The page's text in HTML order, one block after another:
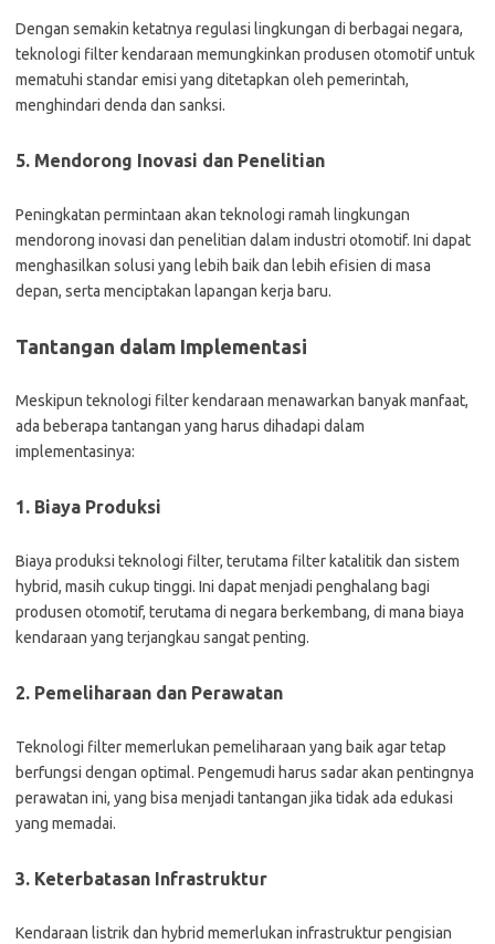
Dengan semakin ketatnya regulasi lingkungan di berbagai negara,
teknologi filter kendaraan memungkinkan produsen otomotif untuk
mematuhi standar emisi yang ditetapkan oleh pemerintah,
menghindari denda dan sanksi.
5. Mendorong Inovasi dan Penelitian
Peningkatan permintaan akan teknologi ramah lingkungan
mendorong inovasi dan penelitian dalam industri otomotif. Ini dapat
menghasilkan solusi yang lebih baik dan lebih efisien di masa
depan, serta menciptakan lapangan kerja baru.
Tantangan dalam Implementasi
Meskipun teknologi filter kendaraan menawarkan banyak manfaat,
ada beberapa tantangan yang harus dihadapi dalam
implementasinya:
1. Biaya Produksi
Biaya produksi teknologi filter, terutama filter katalitik dan sistem
hybrid, masih cukup tinggi. Ini dapat menjadi penghalang bagi
produsen otomotif, terutama di negara berkembang, di mana biaya
kendaraan yang terjangkau sangat penting.
2. Pemeliharaan dan Perawatan
Teknologi filter memerlukan pemeliharaan yang baik agar tetap
berfungsi dengan optimal. Pengemudi harus sadar akan pentingnya
perawatan ini, yang bisa menjadi tantangan jika tidak ada edukasi
yang memadai.
3. Keterbatasan Infrastruktur
Kendaraan listrik dan hybrid memerlukan infrastruktur pengisian